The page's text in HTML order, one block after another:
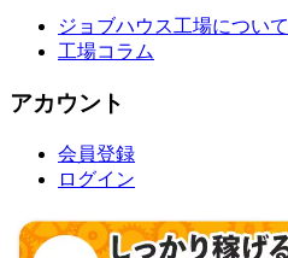
ジョブハウス工場について
工場コラム
アカウント
会員登録
ログイン